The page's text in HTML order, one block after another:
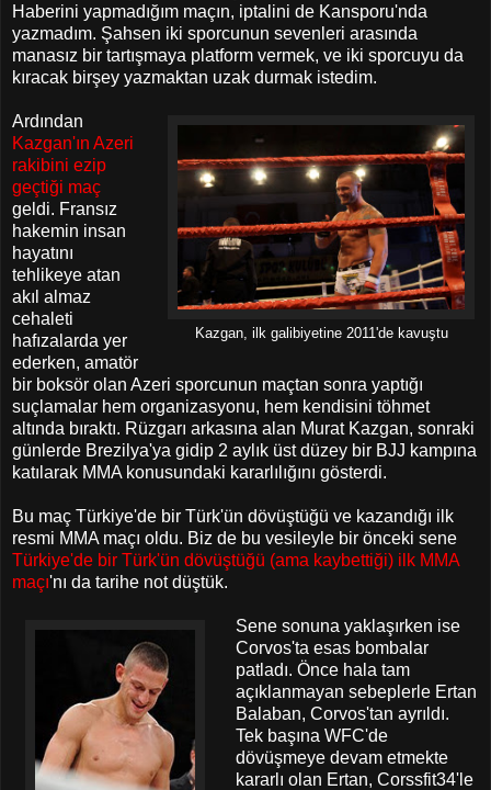
Haberini yapmadığım maçın, iptalini de Kansporu'nda
yazmadım. Şahsen iki sporcunun sevenleri arasında
manasız bir tartışmaya platform vermek, ve iki sporcuyu da
kıracak birşey yazmaktan uzak durmak istedim.
Kazgan, ilk galibiyetine 2011'de kavuştu
Ardından
Kazgan'ın Azeri
rakibini ezip
geçtiği maç
geldi. Fransız
hakemin insan
hayatını
tehlikeye atan
akıl almaz
cehaleti
hafızalarda yer
ederken, amatör
bir boksör olan Azeri sporcunun maçtan sonra yaptığı
suçlamalar hem organizasyonu, hem kendisini töhmet
altında bıraktı. Rüzgarı arkasına alan Murat Kazgan, sonraki
günlerde Brezilya'ya gidip 2 aylık üst düzey bir BJJ kampına
katılarak MMA konusundaki kararlılığını gösterdi.
Bu maç Türkiye'de bir Türk'ün dövüştüğü ve kazandığı ilk
resmi MMA maçı oldu. Biz de bu vesileyle bir önceki sene
Türkiye'de bir Türk'ün dövüştüğü (ama kaybettiği) ilk MMA
maçı'nı da tarihe not düştük.
Sene sonuna yaklaşırken ise
Corvos'ta esas bombalar
patladı. Önce hala tam
açıklanmayan sebeplerle Ertan
Balaban, Corvos'tan ayrıldı.
Tek başına WFC'de
dövüşmeye devam etmekte
kararlı olan Ertan, Corssfit34'le